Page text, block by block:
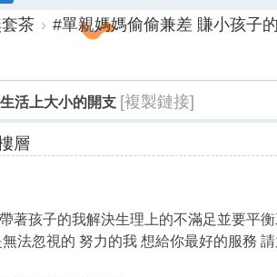
搜茶 › #單親媽媽偷偷兼差 賺小孩子
活上大小的開支 [複製鏈接]
層
著孩子的我解決生理上的不滿足並要平
法忽視的 努力的我 想給你最好的服務